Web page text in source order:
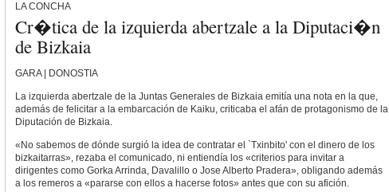
LA CONCHA
Cr�tica de la izquierda abertzale a la Diputaci�n
de Bizkaia
GARA | DONOSTIA
La izquierda abertzale de la Juntas Generales de Bizkaia emitía una nota en la que,
además de felicitar a la embarcación de Kaiku, criticaba el afán de protagonismo de la
Diputación de Bizkaia.
«No sabemos de dónde surgió la idea de contratar el `Txinbito' con el dinero de los
bizkaitarras», rezaba el comunicado, ni entiendía los «criterios para invitar a
dirigentes como Gorka Arrinda, Davalillo o Jose Alberto Pradera», obligando además
a los remeros a «pararse con ellos a hacerse fotos» antes que con su afición.